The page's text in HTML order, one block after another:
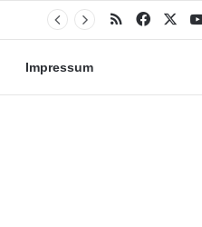
RSS
Impressum